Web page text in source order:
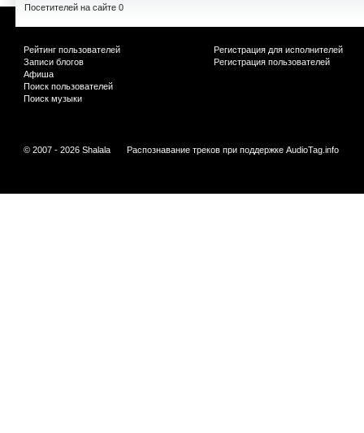
Посетителей на сайте 0
Рейтинг пользователей
Записи блогов
Афиша
Поиск пользователей
Поиск музыки
Регистрация для исполнителей
Регистрация пользователей
© 2007 - 2026 Shalala Распознавание треков при поддержке AudioTag.info